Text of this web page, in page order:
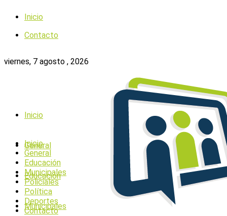
Inicio
Contacto
viernes, 7 agosto , 2026
Inicio
General
Educación
Municipales
Inicio
General
Educación
Municipales
Policiales
Política
Deportes
Contacto